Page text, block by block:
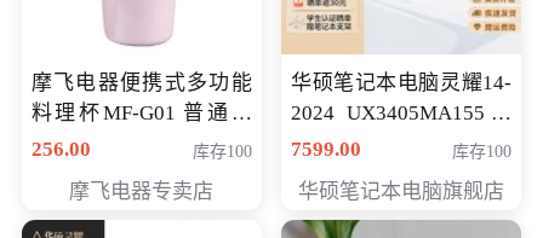
摩飞电器便携式多功能
料理杯MF-G01 普通会
员专享价格118元
256.00 库存100
摩飞电器专卖店
华硕笔记本电脑灵耀14-
2024 UX3405MA155冰
川银 oled 智慧轻薄本 会
7599.00 库存100
华硕笔记本电脑旗舰店